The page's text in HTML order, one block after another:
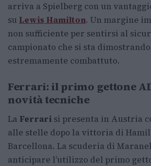
arriva a Spielberg con un
su Lewis Hamilton. Un margine
non sufficiente per sentirsi al
campionato che si sta dimostrando
estremamente combattuto.
Ferrari: il primo gettone
novità tecniche
La Ferrari si presenta in Austria
alle stelle dopo la vittoria di
Barcellona. La scuderia di
anticipare l’utilizzo del primo